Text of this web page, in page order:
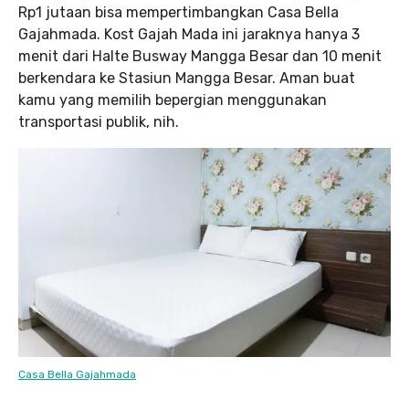
Rp1 jutaan bisa mempertimbangkan Casa Bella
Gajahmada. Kost Gajah Mada ini jaraknya hanya 3
menit dari Halte Busway Mangga Besar dan 10 menit
berkendara ke Stasiun Mangga Besar. Aman buat
kamu yang memilih bepergian menggunakan
transportasi publik, nih.
Casa Bella Gajahmada